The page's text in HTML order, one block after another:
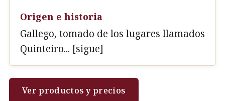
Origen e historia
Gallego, tomado de los lugares llamados
Quinteiro... [sigue]
Ver productos y precios